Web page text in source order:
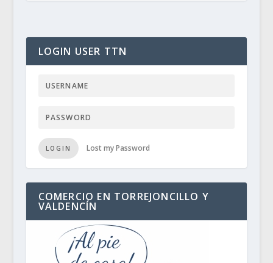
LOGIN USER TTN
LOGIN Lost my Password
COMERCIO EN TORREJONCILLO Y
VALDENCÍN